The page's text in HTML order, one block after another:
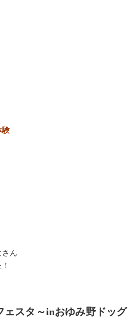
験
ん
ェスタ～inおゆみ野ドッグ